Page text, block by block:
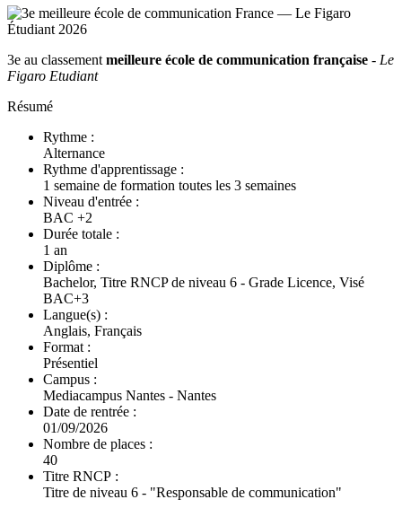
3e au classement meilleure école de communication française - Le
Figaro Etudiant
Résumé
Rythme :
Alternance
Rythme d'apprentissage :
1 semaine de formation toutes les 3 semaines
Niveau d'entrée :
BAC +2
Durée totale :
1 an
Diplôme :
Bachelor, Titre RNCP de niveau 6 - Grade Licence, Visé
BAC+3
Langue(s) :
Anglais, Français
Format :
Présentiel
Campus :
Mediacampus Nantes - Nantes
Date de rentrée :
01/09/2026
Nombre de places :
40
Titre RNCP :
Titre de niveau 6 - "Responsable de communication"